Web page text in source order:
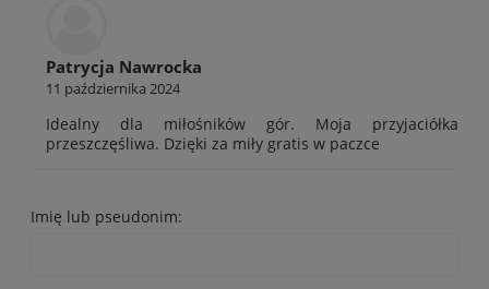
Patrycja Nawrocka
11 października 2024
Idealny dla miłośników gór. Moja przyjaciółka
przeszczęśliwa. Dzięki za miły gratis w paczce
Imię lub pseudonim: